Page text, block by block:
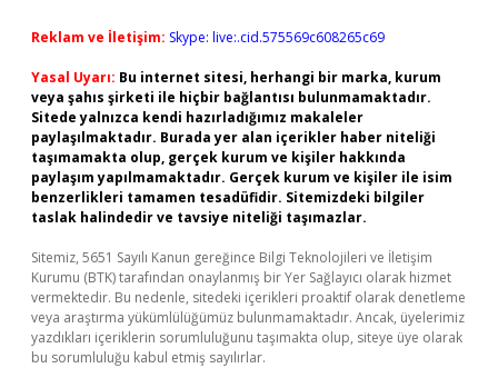
Reklam ve İletişim: Skype: live:.cid.575569c608265c69
Yasal Uyarı: Bu internet sitesi, herhangi bir marka, kurum
veya şahıs şirketi ile hiçbir bağlantısı bulunmamaktadır.
Sitede yalnızca kendi hazırladığımız makaleler
paylaşılmaktadır. Burada yer alan içerikler haber niteliği
taşımamakta olup, gerçek kurum ve kişiler hakkında
paylaşım yapılmamaktadır. Gerçek kurum ve kişiler ile isim
benzerlikleri tamamen tesadüfidir. Sitemizdeki bilgiler
taslak halindedir ve tavsiye niteliği taşımazlar.
Sitemiz, 5651 Sayılı Kanun gereğince Bilgi Teknolojileri ve İletişim
Kurumu (BTK) tarafından onaylanmış bir Yer Sağlayıcı olarak hizmet
vermektedir. Bu nedenle, sitedeki içerikleri proaktif olarak denetleme
veya araştırma yükümlülüğümüz bulunmamaktadır. Ancak, üyelerimiz
yazdıkları içeriklerin sorumluluğunu taşımakta olup, siteye üye olarak
bu sorumluluğu kabul etmiş sayılırlar.